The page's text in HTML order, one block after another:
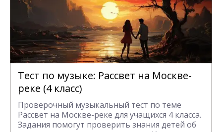
Тест по музыке: Рассвет на Москве-
реке (4 класс)
Проверочный музыкальный тест по теме
Рассвет на Москве-реке для учащихся 4 класса.
Задания помогут проверить знания детей об